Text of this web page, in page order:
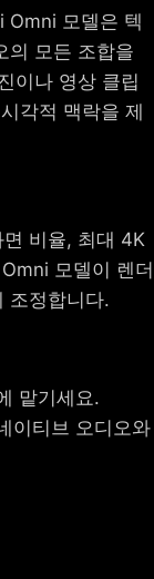
Omni 모델은 텍
의 모든 조합을
이나 영상 클립
각적 맥락을 제
비율, 최대 4K
모델이 렌더
조정합니다.
맡기세요.
이티브 오디오와